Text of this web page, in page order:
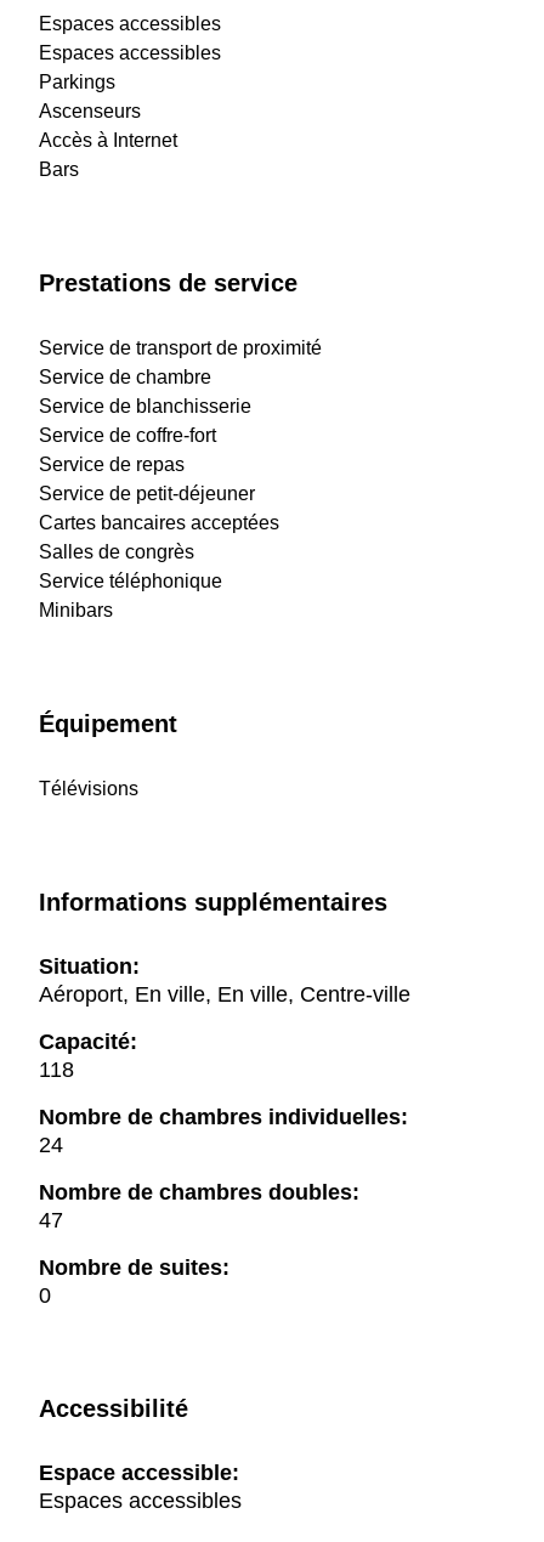
Espaces accessibles
Espaces accessibles
Parkings
Ascenseurs
Accès à Internet
Bars
Prestations de service
Service de transport de proximité
Service de chambre
Service de blanchisserie
Service de coffre-fort
Service de repas
Service de petit-déjeuner
Cartes bancaires acceptées
Salles de congrès
Service téléphonique
Minibars
Équipement
Télévisions
Informations supplémentaires
Situation:
Aéroport, En ville, En ville, Centre-ville
Capacité:
118
Nombre de chambres individuelles:
24
Nombre de chambres doubles:
47
Nombre de suites:
0
Accessibilité
Espace accessible:
Espaces accessibles